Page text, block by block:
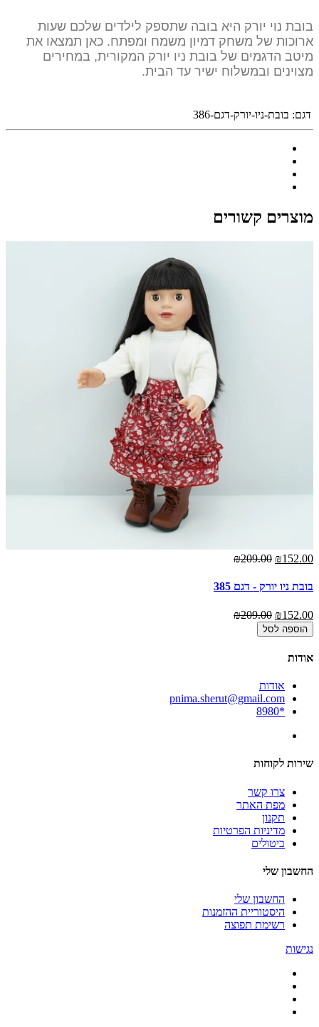
בובת נוי יורק היא בובה שתספק לילדים שלכם שעות
ארוכות של משחק דמיון משמח ומפתח. כאן תמצאו את
מיטב הדגמים של בובת ניו יורק המקורית, במחירים
מצוינים ובמשלוח ישיר עד הבית.
דגם: בובת-ניו-יורק-דגם-386
מוצרים קשורים
₪152.00
₪209.00
בובת ניו יורק - דגם 385
₪152.00
₪209.00
הוספה לסל
אודות
אודות
pnima.sherut@gmail.com
*8980
שירות לקוחות
צרו קשר
מפת האתר
תקנון
מדיניות הפרטיות
ביטולים
החשבון שלי
החשבון שלי
היסטוריית ההזמנות
רשימת תפוצה
נגישות